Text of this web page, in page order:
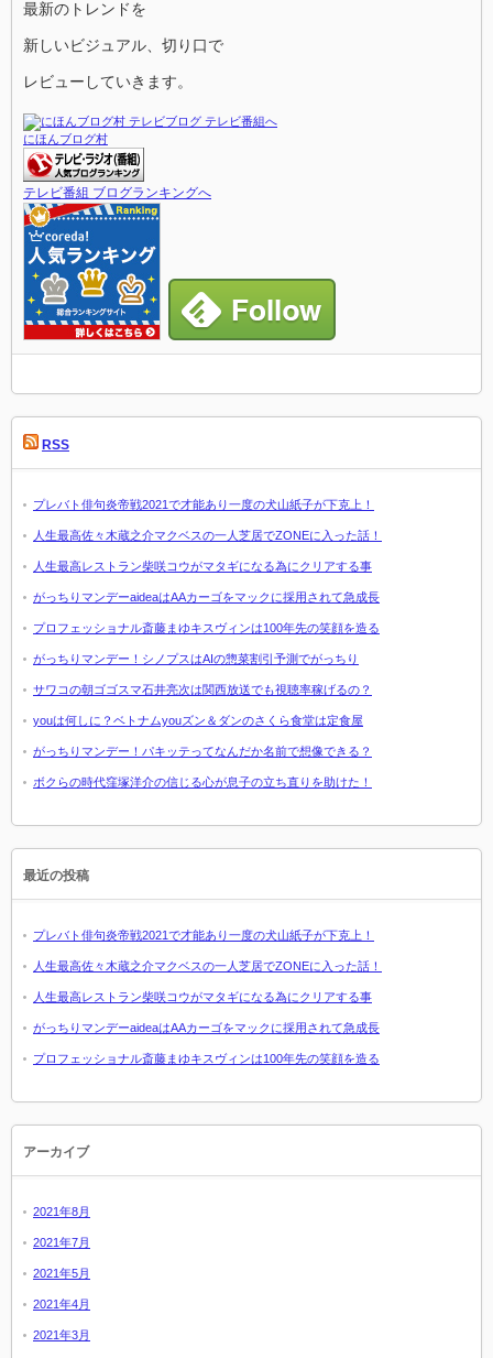
最新のトレンドを
新しいビジュアル、切り口で
レビューしていきます。
にほんブログ村
テレビ番組 ブログランキングへ
RSS
プレバト俳句炎帝戦2021で才能あり一度の犬山紙子が下克上！
人生最高佐々木蔵之介マクベスの一人芝居でZONEに入った話！
人生最高レストラン柴咲コウがマタギになる為にクリアする事
がっちりマンデーaideaはAAカーゴをマックに採用されて急成長
プロフェッショナル斎藤まゆキスヴィンは100年先の笑顔を造る
がっちりマンデー！シノプスはAIの惣菜割引予測でがっちり
サワコの朝ゴゴスマ石井亮次は関西放送でも視聴率稼げるの？
youは何しに？ベトナムyouズン＆ダンのさくら食堂は定食屋
がっちりマンデー！パキッテってなんだか名前で想像できる？
ボクらの時代窪塚洋介の信じる心が息子の立ち直りを助けた！
最近の投稿
プレバト俳句炎帝戦2021で才能あり一度の犬山紙子が下克上！
人生最高佐々木蔵之介マクベスの一人芝居でZONEに入った話！
人生最高レストラン柴咲コウがマタギになる為にクリアする事
がっちりマンデーaideaはAAカーゴをマックに採用されて急成長
プロフェッショナル斎藤まゆキスヴィンは100年先の笑顔を造る
アーカイブ
2021年8月
2021年7月
2021年5月
2021年4月
2021年3月